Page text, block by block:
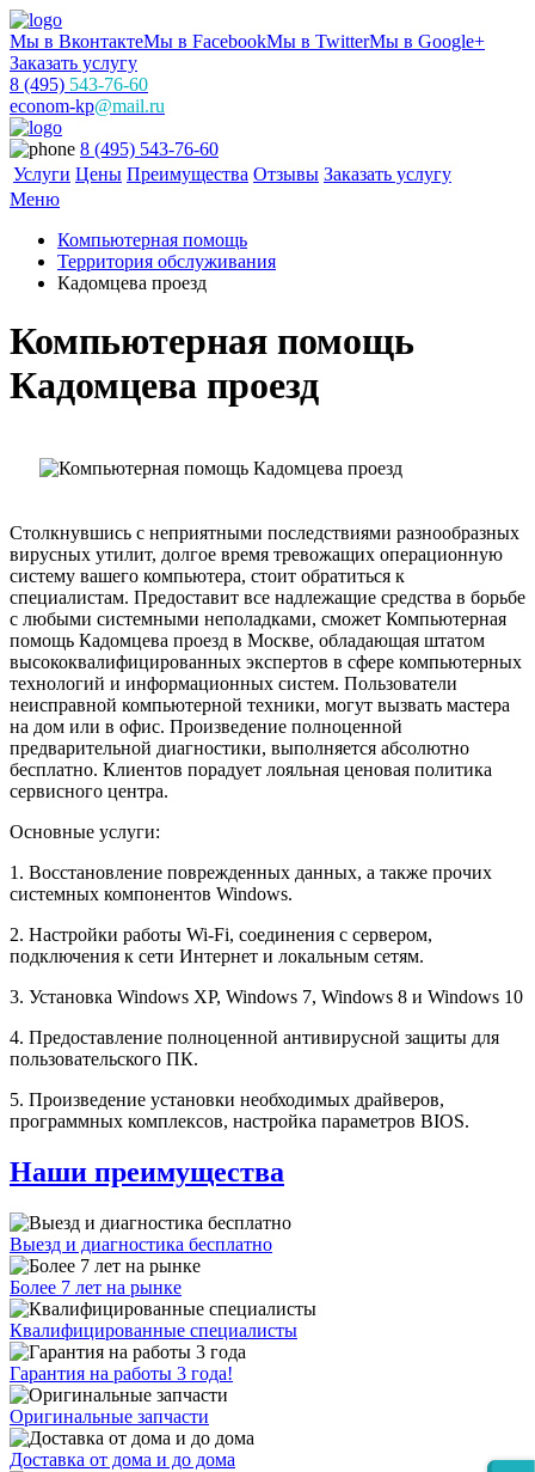
Мы в ВконтактеМы в FacebookМы в TwitterМы в Google+
Заказать услугу
8 (495) 543-76-60
econom-kp@mail.ru
8 (495) 543-76-60
Услуги Цены Преимущества Отзывы Заказать услугу
Меню
Компьютерная помощь
Территория обслуживания
Кадомцева проезд
Компьютерная помощь
Кадомцева проезд
Столкнувшись с неприятными последствиями разнообразных
вирусных утилит, долгое время тревожащих операционную
систему вашего компьютера, стоит обратиться к
специалистам. Предоставит все надлежащие средства в борьбе
с любыми системными неполадками, сможет Компьютерная
помощь Кадомцева проезд в Москве, обладающая штатом
высококвалифицированных экспертов в сфере компьютерных
технологий и информационных систем. Пользователи
неисправной компьютерной техники, могут вызвать мастера
на дом или в офис. Произведение полноценной
предварительной диагностики, выполняется абсолютно
бесплатно. Клиентов порадует лояльная ценовая политика
сервисного центра.
Основные услуги:
1. Восстановление поврежденных данных, а также прочих
системных компонентов Windows.
2. Настройки работы Wi-Fi, соединения с сервером,
подключения к сети Интернет и локальным сетям.
3. Установка Windows XP, Windows 7, Windows 8 и Windows 10
4. Предоставление полноценной антивирусной защиты для
пользовательского ПК.
5. Произведение установки необходимых драйверов,
программных комплексов, настройка параметров BIOS.
Наши преимущества
Выезд и диагностика бесплатно
Более 7 лет на рынке
Квалифицированные специалисты
Гарантия на работы 3 года!
Оригинальные запчасти
Доставка от дома и до дома